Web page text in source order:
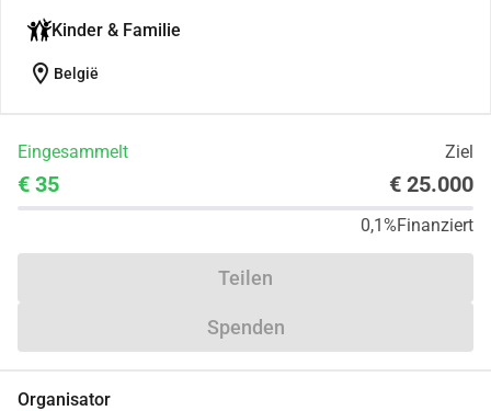
Kinder & Familie
location_on België
Eingesammelt Ziel
€ 35 € 25.000
0,1%Finanziert
Teilen
Spenden
Organisator